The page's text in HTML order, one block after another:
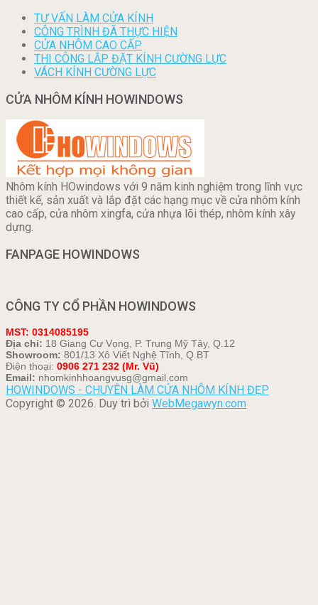
TƯ VẤN LÀM CỬA KÍNH
CÔNG TRÌNH ĐÃ THỰC HIỆN
CỬA NHÔM CAO CẤP
THI CÔNG LẮP ĐẶT KÍNH CƯỜNG LỰC
VÁCH KÍNH CƯỜNG LỰC
CỬA NHÔM KÍNH HOWINDOWS
Nhôm kính HOwindows với 9 năm kinh nghiệm trong lĩnh vực
thiết kế, sản xuất và lắp đặt các hạng mục về cửa nhôm kính
cao cấp, cửa nhôm xingfa, cửa nhựa lõi thép, nhôm kính xây
dựng.
FANPAGE HOWINDOWS
CÔNG TY CỔ PHẦN HOWINDOWS
MST: 0314085195
Địa chỉ: 18 Giang Cự Vọng, P. Trung Mỹ Tây, Q.12
Showroom: 801/13 Xô Viết Nghệ Tĩnh, Q.BT
Điện thoại: 0906 271 232 (Mr. Vũ)
Email: nhomkinhhoangvusg@gmail.com
HOWINDOWS - CHUYÊN LÀM CỬA NHÔM KÍNH ĐẸP
Copyright © 2026. Duy trì bởi WebMegawyn.com